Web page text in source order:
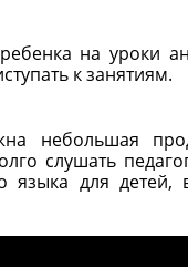
на уроки
к занятиям.
небольшая
слушать
языка для